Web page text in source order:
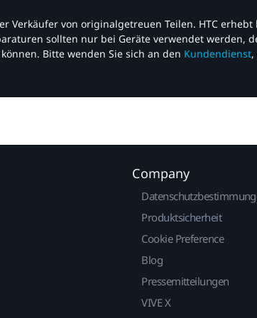
Verkäufer von originalgetreuen Teilen. HTC
sollten nur bei Geräte verwendet werden,
Bitte wenden Sie sich an den Kundendienst
Company
Produktsicherheit
Cookie Preference
Blog
Pressemitteilungen
VIVE X